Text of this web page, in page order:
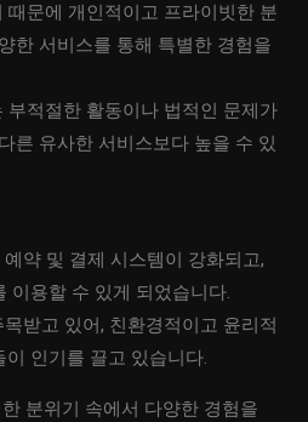
때문에 개인적이고 프라이빗한 분
한 서비스를 통해 특별한 경험을
부적절한 활동이나 법적인 문제가
른 유사한 서비스보다 높을 수 있
약 및 결제 시스템이 강화되고,
이용할 수 있게 되었습니다.
받고 있어, 친환경적이고 윤리적
인기를 끌고 있습니다.
분위기 속에서 다양한 경험을